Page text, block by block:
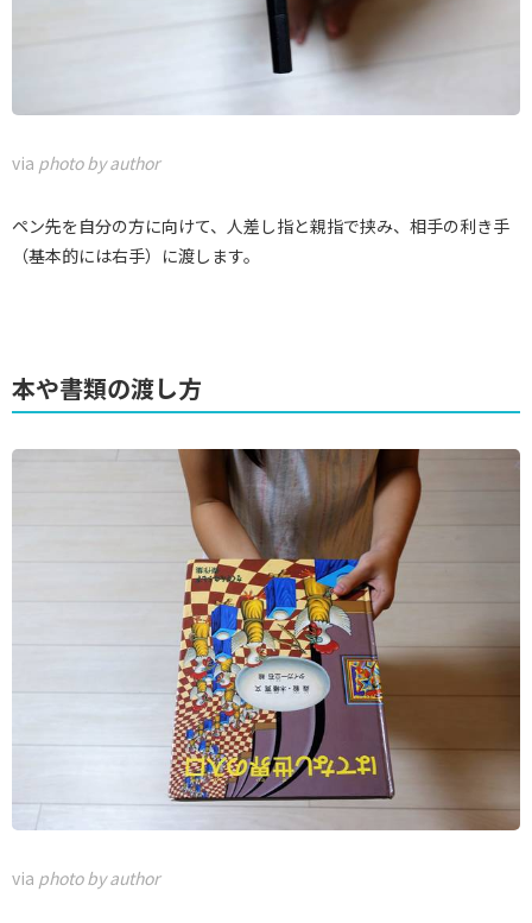
via photo by author
ペン先を自分の方に向けて、人差し指と親指で挟み、相手の利き手
（基本的には右手）に渡します。
本や書類の渡し方
via photo by author